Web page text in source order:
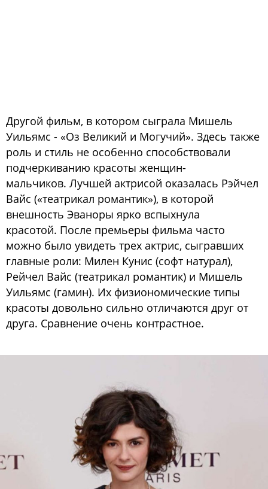
Другой фильм, в котором сыграла Мишель
Уильямс - «Оз Великий и Могучий». Здесь также
роль и стиль не особенно способствовали
подчеркиванию красоты женщин-
мальчиков. Лучшей актрисой оказалась Рэйчел
Вайс («театрикал романтик»), в которой
внешность Эваноры ярко вспыхнула
красотой. После премьеры фильма часто
можно было увидеть трех актрис, сыгравших
главные роли: Милен Кунис (софт натурал),
Рейчел Вайс (театрикал романтик) и Мишель
Уильямс (гамин). Их физиономические типы
красоты довольно сильно отличаются друг от
друга. Сравнение очень контрастное.